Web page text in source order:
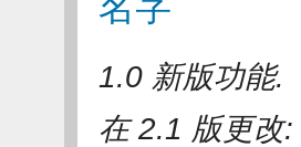
1.0 新版功能.
在 2.1 版更改